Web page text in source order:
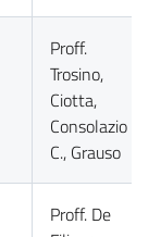
Proff.
Trosino,
Ciotta,
Consolazio
C., Grauso
Proff. De